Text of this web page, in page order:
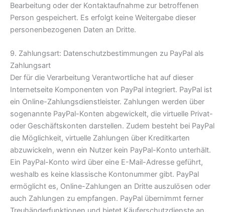
Bearbeitung oder der Kontaktaufnahme zur betroffenen
Person gespeichert. Es erfolgt keine Weitergabe dieser
personenbezogenen Daten an Dritte.
9. Zahlungsart: Datenschutzbestimmungen zu PayPal als
Zahlungsart
Der für die Verarbeitung Verantwortliche hat auf dieser
Internetseite Komponenten von PayPal integriert. PayPal ist
ein Online-Zahlungsdienstleister. Zahlungen werden über
sogenannte PayPal-Konten abgewickelt, die virtuelle Privat-
oder Geschäftskonten darstellen. Zudem besteht bei PayPal
die Möglichkeit, virtuelle Zahlungen über Kreditkarten
abzuwickeln, wenn ein Nutzer kein PayPal-Konto unterhält.
Ein PayPal-Konto wird über eine E-Mail-Adresse geführt,
weshalb es keine klassische Kontonummer gibt. PayPal
ermöglicht es, Online-Zahlungen an Dritte auszulösen oder
auch Zahlungen zu empfangen. PayPal übernimmt ferner